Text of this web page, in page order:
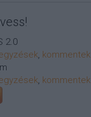
2.0
, kommentek
, kommentek